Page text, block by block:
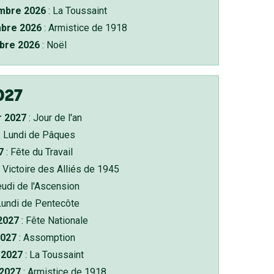
2026: La Toussaint
2026: Armistice de 1918
2026: Noël
: Jour de l'an
de Pâques
: Fête du Travail
des Alliés de 1945
de l'Ascension
de Pentecôte
: Fête Nationale
: Assomption
: La Toussaint
: Armistice de 1918